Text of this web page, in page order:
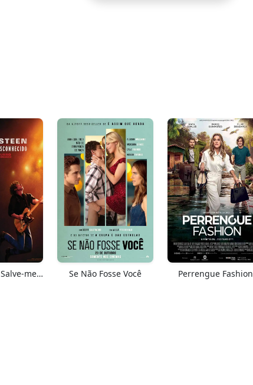
Springsteen: Salve-me Do Desconhecido Se Não Fosse Você Perrengue Fashion